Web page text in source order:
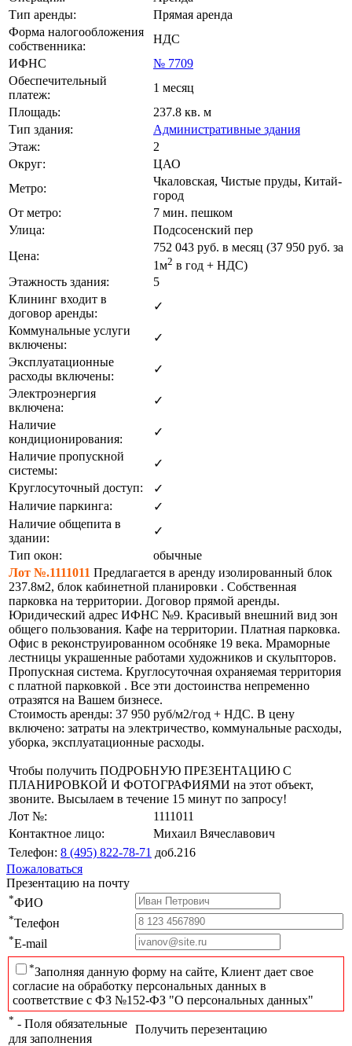
Тип аренды:
Прямая аренда
Форма налогообложения
собственника:
НДС
ИФНС
№ 7709
Обеспечительный
платеж:
1 месяц
Площадь:
237.8 кв. м
Тип здания:
Административные здания
Этаж:
2
Округ:
ЦАО
Метро:
Чкаловская, Чистые пруды, Китай-
город
От метро:
7 мин. пешком
Улица:
Подсосенский пер
Цена:
752 043 руб. в месяц (37 950 руб. за
1м2 в год + НДС)
Этажность здания:
5
Клининг входит в
договор аренды:
✓
Коммунальные услуги
включены:
✓
Эксплуатационные
расходы включены:
✓
Электроэнергия
включена:
✓
Наличие
кондиционирования:
✓
Наличие пропускной
системы:
✓
Круглосуточный доступ:
✓
Наличие паркинга:
✓
Наличие общепита в
здании:
✓
Тип окон:
обычные
Лот №.1111011 Предлагается в аренду изолированный блок
237.8м2, блок кабинетной планировки . Собственная
парковка на территории. Договор прямой аренды.
Юридический адрес ИФНС №9. Красивый внешний вид зон
общего пользования. Кафе на территории. Платная парковка.
Офис в реконструированном особняке 19 века. Мраморные
лестницы украшенные работами художников и скульпторов.
Пропускная система. Круглосуточная охраняемая территория
с платной парковкой . Все эти достоинства непременно
отразятся на Вашем бизнесе.
Стоимость аренды: 37 950 руб/м2/год + НДС. В цену
включено: затраты на электричество, коммунальные расходы,
уборка, эксплуатационные расходы.
Чтобы получить ПОДРОБНУЮ ПРЕЗЕНТАЦИЮ С
ПЛАНИРОВКОЙ И ФОТОГРАФИЯМИ на этот объект,
звоните. Высылаем в течение 15 минут по запросу!
Лот №:
1111011
Контактное лицо:
Михаил Вячеславович
Телефон: 8 (495) 822-78-71 доб.216
Пожаловаться
Презентацию на почту
*ФИО
*Телефон
*E-mail
*Заполняя данную форму на сайте, Клиент дает свое
согласие на обработку персональных данных в
соответствие с ФЗ №152-ФЗ "О персональных данных"
* - Поля обязательные
для заполнения
Получить перезентацию